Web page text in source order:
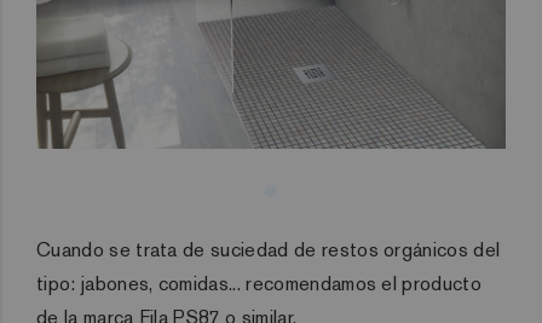
Cuando se trata de suciedad de restos orgánicos del
tipo: jabones, comidas... recomendamos el producto
de la marca Fila PS87 o similar.